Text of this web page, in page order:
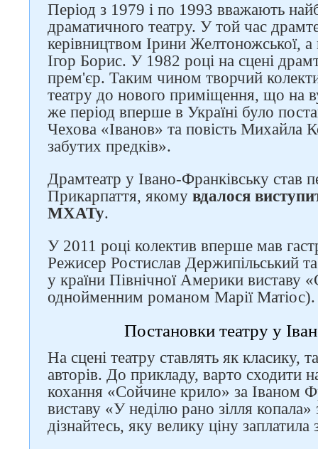
Період з 1979 і по 1993 вважають
драматичного театру. У той час
керівництвом Ірини Желтоножської,
Ігор Борис. У 1982 році на сцені
прем'єр. Таким чином творчий
театру до нового приміщення, що на
же період вперше в Україні було
Чехова «Іванов» та повість Михайла
забутих предків».
Драмтеатр у Івано-Франківську став
Прикарпаття, якому вдалося
МХАТу.
У 2011 році колектив вперше мав
Режисер Ростислав Держипільський
у країни Північної Америки виставу
однойменним романом Марії Матіос).
Постановки театру у
На сцені театру ставлять як класику,
авторів. До прикладу, варто сходити
кохання «Сойчине крило» за Іваном
виставу «У неділю рано зілля
дізнайтесь, яку велику ціну заплатила
Слідкуйте за нами в
соцмережах